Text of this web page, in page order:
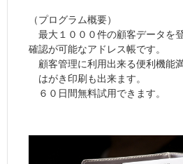
（プログラム概要）
最大１０００件の顧客データを
確認が可能なアドレス帳です。
顧客管理に利用出来る便利機能満
はがき印刷も出来ます。
６０日間無料試用できます。